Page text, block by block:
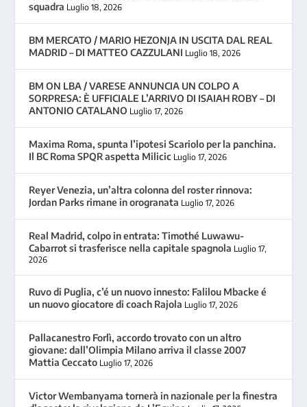
squadra Luglio 18, 2026
BM MERCATO / MARIO HEZONJA IN USCITA DAL REAL
MADRID – DI MATTEO CAZZULANI Luglio 18, 2026
BM ON LBA / VARESE ANNUNCIA UN COLPO A
SORPRESA: È UFFICIALE L’ARRIVO DI ISAIAH ROBY – DI
ANTONIO CATALANO Luglio 17, 2026
Maxima Roma, spunta l’ipotesi Scariolo per la panchina.
Il BC Roma SPQR aspetta Milicic Luglio 17, 2026
Reyer Venezia, un’altra colonna del roster rinnova:
Jordan Parks rimane in orogranata Luglio 17, 2026
Real Madrid, colpo in entrata: Timothé Luwawu-
Cabarrot si trasferisce nella capitale spagnola Luglio 17,
2026
Ruvo di Puglia, c’é un nuovo innesto: Falilou Mbacke é
un nuovo giocatore di coach Rajola Luglio 17, 2026
Pallacanestro Forlì, accordo trovato con un altro
giovane: dall’Olimpia Milano arriva il classe 2007
Mattia Ceccato Luglio 17, 2026
Victor Wembanyama tornerà in nazionale per la finestra